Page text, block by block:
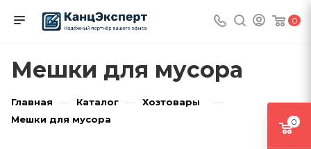
0
Мешки для мусора
Главная — Каталог — Хозтовары —
Мешки для мусора 0